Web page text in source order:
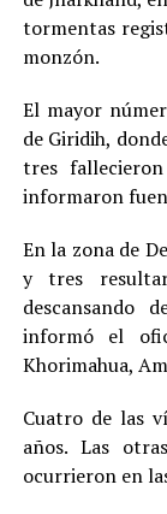
tormentas
monzón.
El mayor
de Giridih,
tres
informaron
En la zona de
y tres
descansando
informó el
Khorimahua,
Cuatro de las
años. Las
ocurrieron en